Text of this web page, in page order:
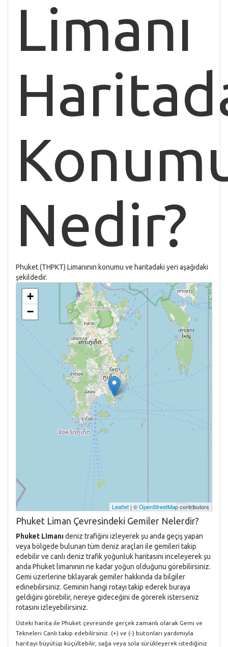
Limanı
Nedir?
Phuket (THPKT) Limanının konumu ve haritadaki yeri aşağıdaki
şekildedir.
+
−
Leaflet | ©OpenStreetMapcontributors
Phuket Liman Çevresindeki Gemiler Nelerdir?
Phuket Limanıdeniz trafiğini izleyerek şu anda geçiş yapan
veya bölgede bulunan tüm deniz araçları ile gemileri takip
edebilir ve canlı deniz trafik yoğunluk haritasını inceleyerek şu
anda Phuket limanının ne kadar yoğun olduğunu görebilirsiniz.
Gemi üzerlerine tıklayarak gemiler hakkında da bilgiler
edinebilirsiniz. Geminin hangi rotayı takip ederek buraya
geldiğini görebilir, nereye gideceğini de görerek isterseniz
rotasını izleyebilirsiniz.
Üsteki harita ile Phuket çevresinde gerçek zamanlı olarak Gemi ve
Tekneleri Canlı takip edebilirsiniz. (+) ve (-) butonları yardımıyla
haritayı büyütüp küçültebilir, sağa veya sola sürükleyerek istediğiniz